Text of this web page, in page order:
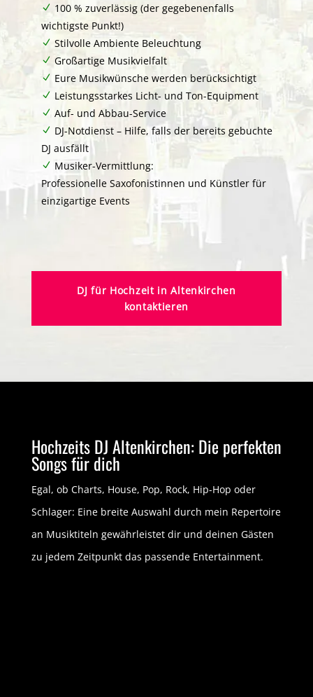
100 % zuverlässig (der gegebenenfalls
wichtigste Punkt!)
Stilvolle Ambiente Beleuchtung
Großartige Musikvielfalt
Eure Musikwünsche werden berücksichtigt
Leistungsstarkes Licht- und Ton-Equipment
Auf- und Abbau-Service
DJ-Notdienst – Hilfe, falls der bereits gebuchte
DJ ausfällt
Musiker-Vermittlung:
Professionelle Saxofonistinnen und Künstler für
einzigartige Events
DJ für Hochzeit in Altenkirchen
kontaktieren
Hochzeits DJ Altenkirchen: Die perfekten
Songs für dich
Egal, ob Charts, House, Pop, Rock, Hip-Hop oder
Schlager: Eine breite Auswahl durch mein Repertoire
an Musiktiteln gewährleistet dir und deinen Gästen
zu jedem Zeitpunkt das passende Entertainment.